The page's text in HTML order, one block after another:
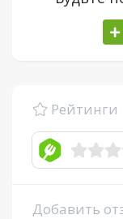
Рейтинги
Добавить